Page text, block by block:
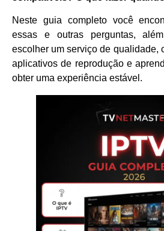
Neste guia completo você
essas e outras perguntas,
escolher um serviço de qualidade,
aplicativos de reprodução e
obter uma experiência estável.